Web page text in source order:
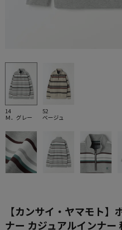
14
Ｍ．グレー
52
ベージュ
【カンサイ・ヤマモト】
ナー カジュアルインナー